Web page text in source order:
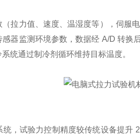
拉力值、速度、温湿度等），伺服
器监测环境参数，数据经 A/D 转换
统通过制冷剂循环维持目标温度。
，试验力控制精度较传统设备提升